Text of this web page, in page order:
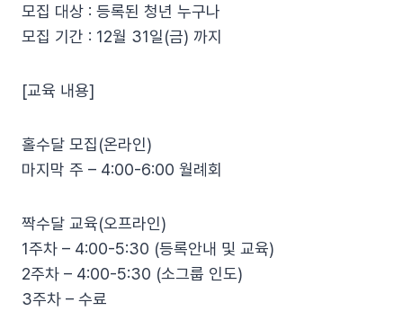
모집 대상 : 등록된 청년 누구나
모집 기간 : 12월 31일(금) 까지
[교육 내용]
홀수달 모집(온라인)
마지막 주 – 4:00-6:00 월례회
짝수달 교육(오프라인)
1주차 – 4:00-5:30 (등록안내 및 교육)
2주차 – 4:00-5:30 (소그룹 인도)
3주차 – 수료